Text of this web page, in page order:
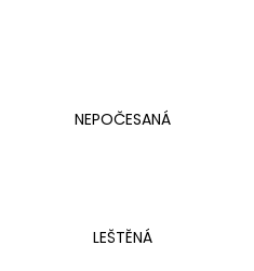
NEPOČESANÁ
LEŠTĚNÁ